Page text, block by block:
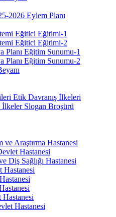
2026 Eylem Planı
Eğitici Eğitimi-1
Eğitici Eğitimi-2
Planı Eğitim Sunumu-1
Planı Eğitim Sunumu-2
Etik Davranış İlkeleri
İlkeler Slogan Broşürü
ve Araştırma Hastanesi
Hastanesi
Diş Sağlığı Hastanesi
Hastanesi